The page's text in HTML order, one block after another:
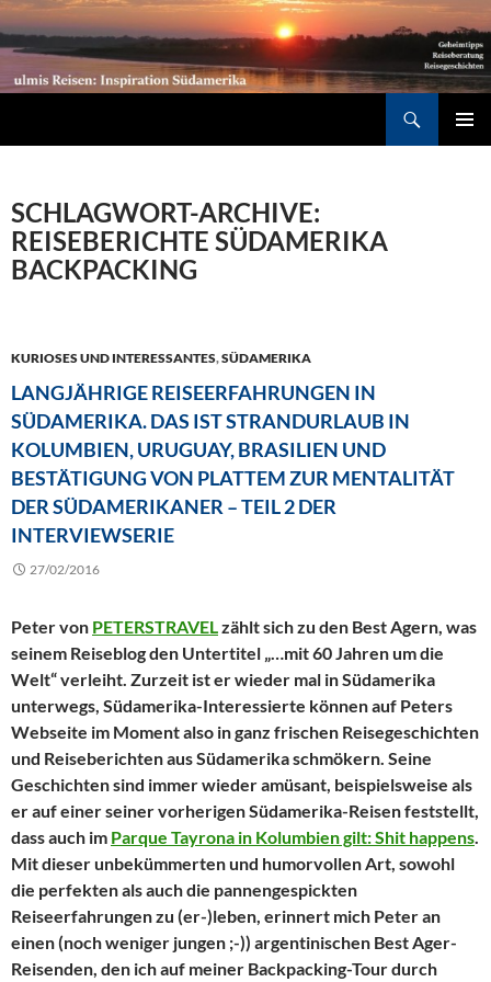
SCHLAGWORT-ARCHIVE:
REISEBERICHTE SÜDAMERIKA
BACKPACKING
KURIOSES UND INTERESSANTES,SÜDAMERIKA
LANGJÄHRIGE REISEERFAHRUNGEN IN
SÜDAMERIKA. DAS IST STRANDURLAUB IN
KOLUMBIEN, URUGUAY, BRASILIEN UND
BESTÄTIGUNG VON PLATTEM ZUR MENTALITÄT
DER SÜDAMERIKANER – TEIL 2 DER
INTERVIEWSERIE
27/02/2016
Peter von PETERSTRAVELzählt sich zu den Best Agern, was
seinem Reiseblog den Untertitel „…mit 60 Jahren um die
Welt“ verleiht. Zurzeit ist er wieder mal in Südamerika
unterwegs, Südamerika-Interessierte können auf Peters
Webseite im Moment also in ganz frischen Reisegeschichten
und Reiseberichten aus Südamerika schmökern. Seine
Geschichten sind immer wieder amüsant, beispielsweise als
er auf einer seiner vorherigen Südamerika-Reisen feststellt,
dass auch im Parque Tayrona in Kolumbien gilt: Shit happens.
Mit dieser unbekümmerten und humorvollen Art, sowohl
die perfekten als auch die pannengespickten
Reiseerfahrungen zu (er-)leben, erinnert mich Peter an
einen (noch weniger jungen ;-)) argentinischen Best Ager-
Reisenden, den ich auf meiner Backpacking-Tour durch